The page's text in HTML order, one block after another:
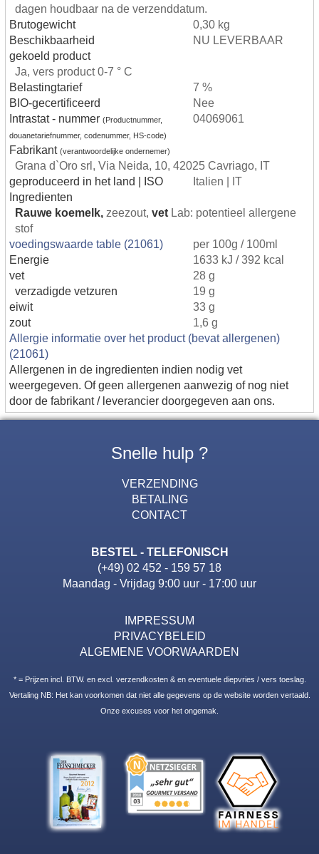
dagen houdbaar na de verzenddatum.
Brutogewicht
0,30 kg
Beschikbaarheid
NU LEVERBAAR
gekoeld product
Ja, vers product 0-7 ° C
Belastingtarief
7 %
BIO-gecertificeerd
Nee
Intrastat - nummer (Productnummer,
douanetariefnummer, codenummer, HS-code)
04069061
Fabrikant (verantwoordelijke ondernemer)
Grana d`Oro srl, Via Neida, 10, 42025 Cavriago, IT
geproduceerd in het land | ISO
Italien | IT
Ingredienten
Rauwe koemelk, zeezout, vet Lab: potentieel allergene
stof
voedingswaarde table (21061)
per 100g / 100ml
Energie
1633 kJ / 392 kcal
vet
28 g
verzadigde vetzuren
19 g
eiwit
33 g
zout
1,6 g
Allergie informatie over het product (bevat allergenen)
(21061)
Allergenen in de ingredienten indien nodig vet
weergegeven. Of geen allergenen aanwezig of nog niet
door de fabrikant / leverancier doorgegeven aan ons.
Snelle hulp ?
VERZENDING
BETALING
CONTACT
BESTEL - TELEFONISCH
(+49) 02 452 - 159 57 18
Maandag - Vrijdag 9:00 uur - 17:00 uur
IMPRESSUM
PRIVACYBELEID
ALGEMENE VOORWAARDEN
* = Prijzen incl. BTW. en excl. verzendkosten & en eventuele diepvries / vers toeslag.
Vertaling NB: Het kan voorkomen dat niet alle gegevens op de website worden vertaald.
Onze excuses voor het ongemak.